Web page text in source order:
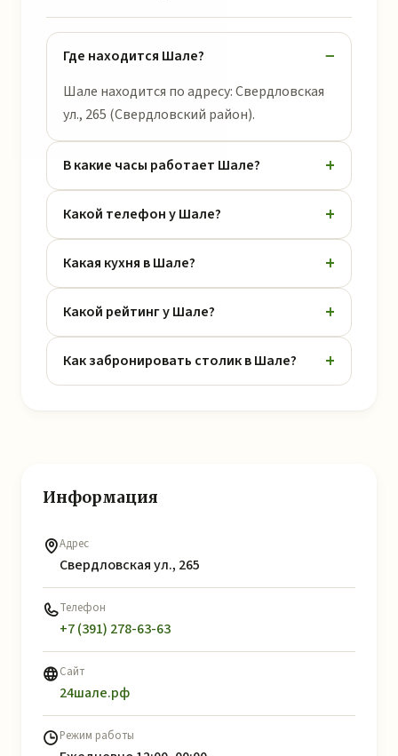
Где находится Шале?
Шале находится по адресу: Свердловская
ул., 265 (Свердловский район).
В какие часы работает Шале?
Какой телефон у Шале?
Какая кухня в Шале?
Какой рейтинг у Шале?
Как забронировать столик в Шале?
Информация
Адрес
Свердловская ул., 265
Телефон
+7 (391) 278-63-63
Сайт
24шале.рф
Режим работы